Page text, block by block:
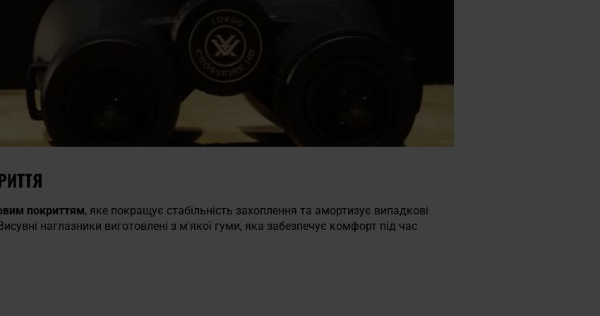
покриттям, яке покращує стабільність захоплення та амортизує випадкові
наглазники виготовлені з м'якої гуми, яка забезпечує комфорт під час